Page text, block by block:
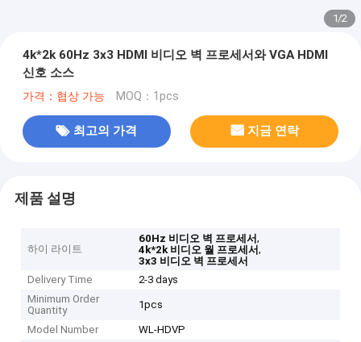
1/2
4k*2k 60Hz 3x3 HDMI 비디오 벽 프로세서와 VGA HDMI
신호 소스
가격：협상 가능 MOQ：1pcs
최고의 가격 지금 연락
제품 설명
하이 라이트
60Hz 비디오 벽 프로세서,
4k*2k 비디오 월 프로세서,
3x3 비디오 벽 프로세서
Delivery Time
2-3 days
Minimum Order
Quantity
1pcs
Model Number WL-HDVP